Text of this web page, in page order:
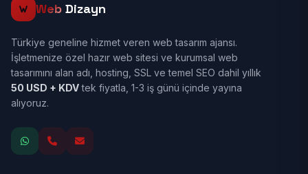
Web Dizayn
Türkiye geneline hizmet veren web tasarım ajansı.
İşletmenize özel hazır web sitesi ve kurumsal web
tasarımını alan adı, hosting, SSL ve temel SEO dahil yıllık
50 USD + KDVtek fiyatla, 1-3 iş günü içinde yayına
alıyoruz.